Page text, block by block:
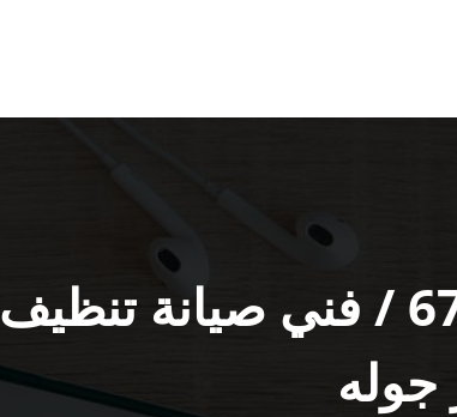
تصليح طباخات الفردوس / 67616123 / فني صيانة تنظيف
جوله